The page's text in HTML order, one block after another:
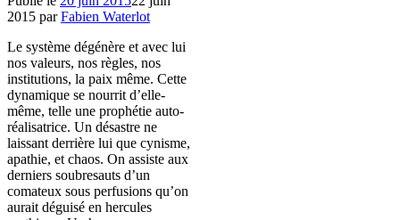
2015 parFabien Waterlot
Le système dégénère et avec lui
nos valeurs, nos règles, nos
institutions, la paix même. Cette
dynamique se nourrit d’elle-
même, telle une prophétie auto-
réalisatrice. Un désastre ne
laissant derrière lui que cynisme,
apathie, et chaos. On assiste aux
derniers soubresauts d’un
comateux sous perfusions qu’on
aurait déguisé en hercules